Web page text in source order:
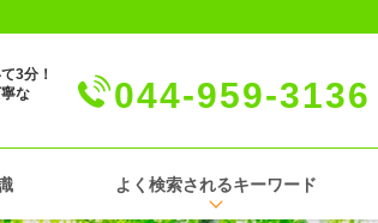
3分！
な
044-959-3136
よく検索されるキーワード